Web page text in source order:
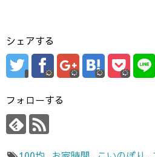
シェアする
フォローする